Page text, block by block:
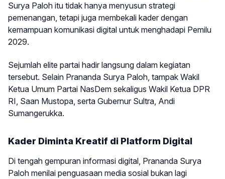
Surya Paloh itu tidak hanya menyusun strategi
pemenangan, tetapi juga membekali kader dengan
kemampuan komunikasi digital untuk menghadapi Pemilu
2029.
Sejumlah elite partai hadir langsung dalam kegiatan
tersebut. Selain Prananda Surya Paloh, tampak Wakil
Ketua Umum Partai NasDem sekaligus Wakil Ketua DPR
RI, Saan Mustopa, serta Gubernur Sultra, Andi
Sumangerukka.
Kader Diminta Kreatif di Platform Digital
Di tengah gempuran informasi digital, Prananda Surya
Paloh menilai penguasaan media sosial bukan lagi